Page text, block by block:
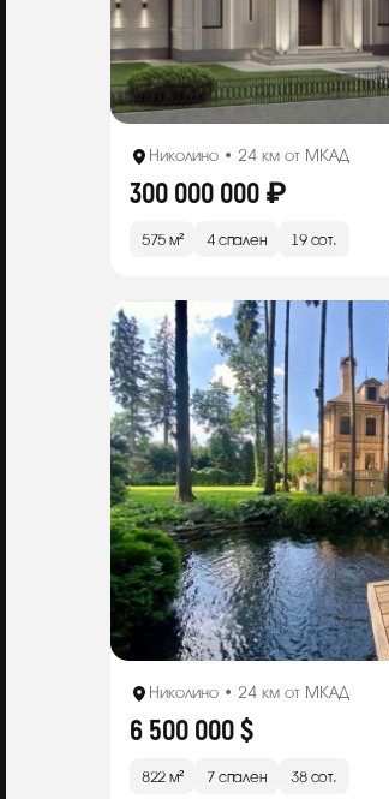
Николино • 24 км от МКАД
300 000 000 ₽
575 м² 4 спален 19 сот.
Николино • 24 км от МКАД
6 500 000 $
822 м² 7 спален 38 сот.